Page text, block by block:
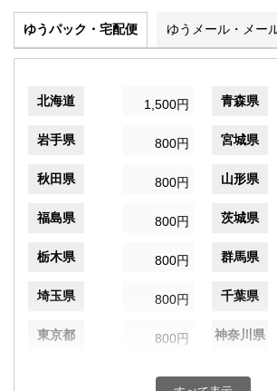
ゆうパック・宅配便 ゆうメール・メー
北海道 1,500円 青森県
岩手県 800円 宮城県
秋田県 800円 山形県
福島県 800円 茨城県
栃木県 800円 群馬県
埼玉県 800円 千葉県
東京都 800円 神奈川県
800円 富山県